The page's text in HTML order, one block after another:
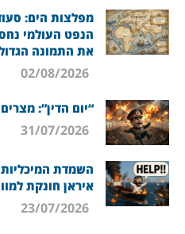
מפלצות הים:
הנפט העולמי
את התמונה
“יום הדין”:
השמדת
איראן חונקת